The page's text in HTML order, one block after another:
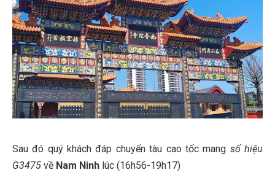
Sau đó quý khách đáp chuyến tàu cao tốc mang số hiệu
G3475 về Nam Ninh lúc (16h56-19h17)